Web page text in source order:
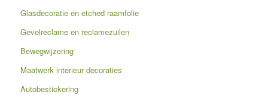
Glasdecoratie en etched raamfolie
Gevelreclame en reclamezuilen
Bewegwijzering
Maatwerk interieur decoraties
Autobestickering